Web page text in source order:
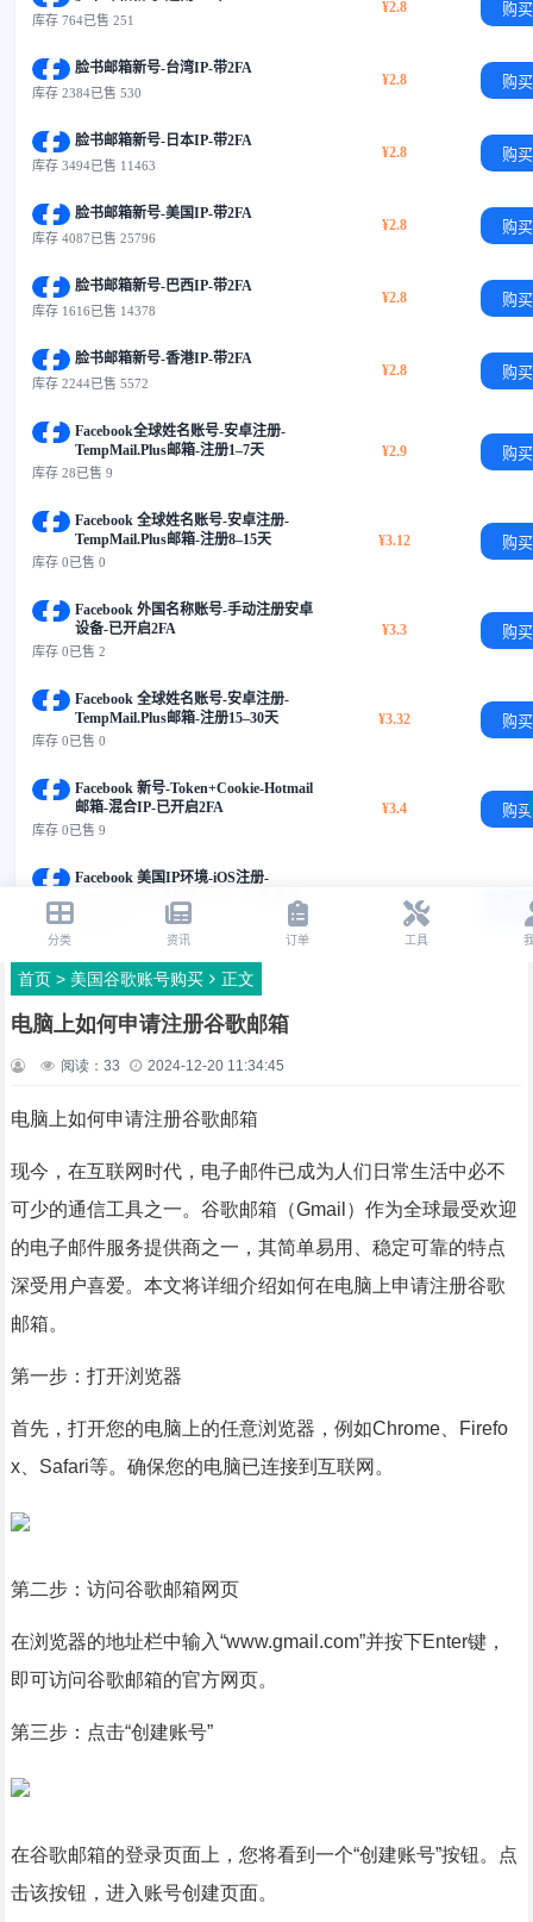
首页> 美国谷歌账号购买 正文
电脑上如何申请注册谷歌邮箱
阅读： 33 2024-12-20 11:34:45
电脑上如何申请注册谷歌邮箱
现今，在互联网时代，电子邮件已成为人们日常生活中必不
可少的通信工具之一。谷歌邮箱（Gmail）作为全球最受欢迎
的电子邮件服务提供商之一，其简单易用、稳定可靠的特点
深受用户喜爱。本文将详细介绍如何在电脑上申请注册谷歌
邮箱。
第一步：打开浏览器
首先，打开您的电脑上的任意浏览器，例如Chrome、Firefo
x、Safari等。确保您的电脑已连接到互联网。
第二步：访问谷歌邮箱网页
在浏览器的地址栏中输入“www.gmail.com”并按下Enter键，
即可访问谷歌邮箱的官方网页。
第三步：点击“创建账号”
在谷歌邮箱的登录页面上，您将看到一个“创建账号”按钮。点
击该按钮，进入账号创建页面。